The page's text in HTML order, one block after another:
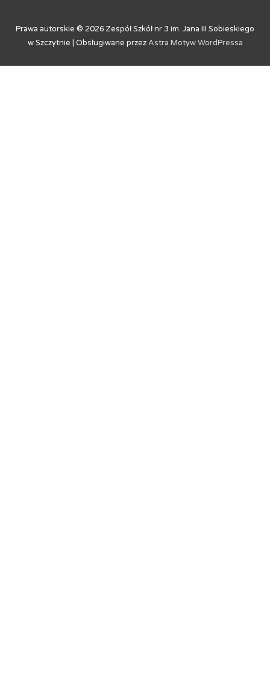
Prawa autorskie © 2026 Zespół Szkół nr 3 im. Jana III Sobieskiego
w Szczytnie | Obsługiwane przezAstra Motyw WordPressa